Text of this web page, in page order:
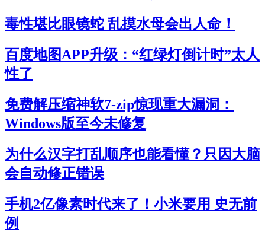
毒性堪比眼镜蛇 乱摸水母会出人命！
百度地图APP升级：“红绿灯倒计时”太人
性了
免费解压缩神软7-zip惊现重大漏洞：
Windows版至今未修复
为什么汉字打乱顺序也能看懂？只因大脑
会自动修正错误
手机2亿像素时代来了！小米要用 史无前
例